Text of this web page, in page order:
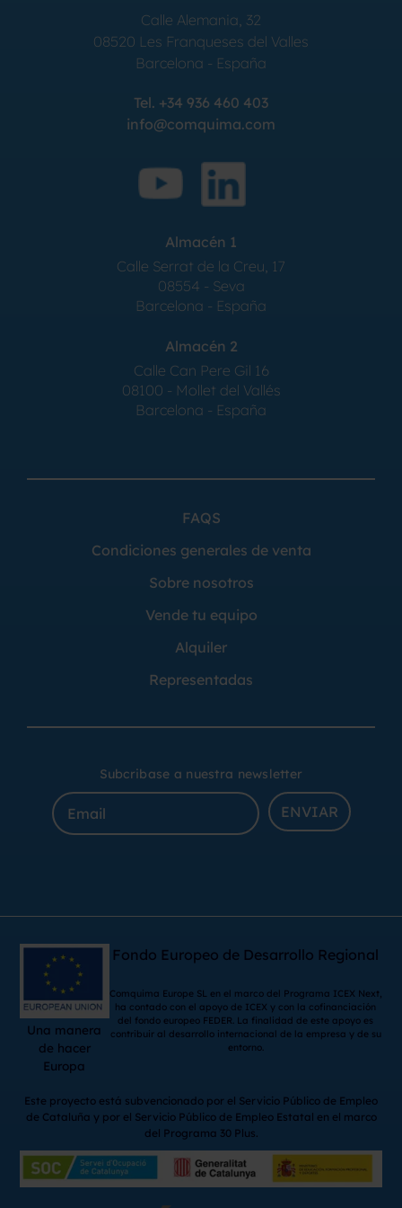
Calle Alemania, 32
08520 Les Franqueses del Valles
Barcelona - España
Tel. +34 936 460 403
info@comquima.com
Almacén 1
Calle Serrat de la Creu, 17
08554 - Seva
Barcelona - España
Almacén 2
Calle Can Pere Gil 16
08100 - Mollet del Vallés
Barcelona - España
FAQS
Condiciones generales de venta
Sobre nosotros
Vende tu equipo
Alquiler
Representadas
Subcribase a nuestra newsletter
ENVIAR
Una manera
de hacer
Europa
Fondo Europeo de Desarrollo Regional
Comquima Europe SL en el marco del Programa ICEX Next,
ha contado con el apoyo de ICEX y con la cofinanciación
del fondo europeo FEDER. La finalidad de este apoyo es
contribuir al desarrollo internacional de la empresa y de su
entorno.
Este proyecto está subvencionado por el Servicio Público de Empleo
de Cataluña y por el Servicio Público de Empleo Estatal en el marco
del Programa 30 Plus.